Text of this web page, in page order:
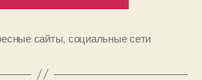
сайты, социальные сети